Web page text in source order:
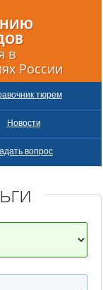
в
России
тюрем
Новости
вопрос